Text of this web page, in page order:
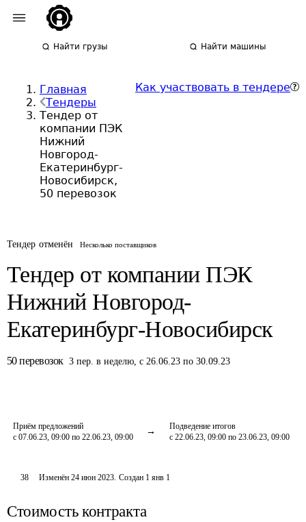
Найти грузы Найти машины
Главная
Тендеры
Тендер от
компании ПЭК
Нижний
Новгород-
Екатеринбург-
Новосибирск,
50 перевозок
Как участвовать в тендере
Тендер отменён Несколько поставщиков
Тендер от компании ПЭК
Нижний Новгород-
Екатеринбург-Новосибирск
50 перевозок 3 пер. в неделю, с 26.06.23 по 30.09.23
Приём предложений
с 07.06.23, 09:00 по 22.06.23, 09:00
Подведение итогов
с 22.06.23, 09:00 по 23.06.23, 09:00
38 Изменён24 июн 2023. Создан 1 янв 1
Стоимость контракта